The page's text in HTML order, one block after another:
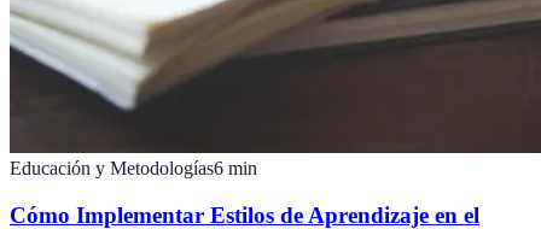
Educación y Metodologías6 min
Cómo Implementar Estilos de Aprendizaje en el